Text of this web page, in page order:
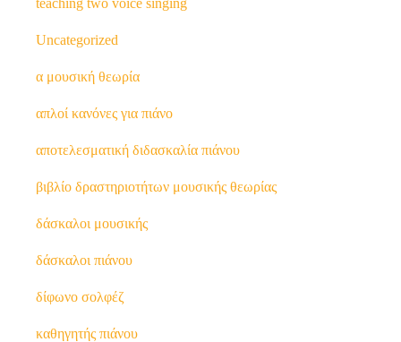
teaching two voice singing
Uncategorized
α μουσική θεωρία
απλοί κανόνες για πιάνο
αποτελεσματική διδασκαλία πιάνου
βιβλίο δραστηριοτήτων μουσικής θεωρίας
δάσκαλοι μουσικής
δάσκαλοι πιάνου
δίφωνο σολφέζ
καθηγητής πιάνου